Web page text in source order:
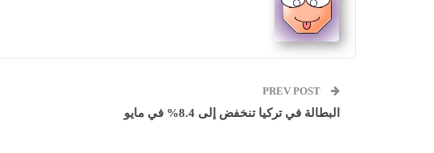
البطالة في تركيا تنخفض إلى 8.4% في مايو